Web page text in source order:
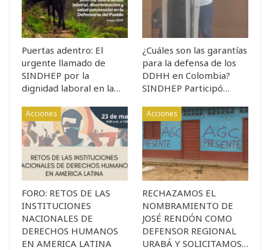
Puertas adentro: El
urgente llamado de
SINDHEP por la
dignidad laboral en la…
¿Cuáles son las garantías
para la defensa de los
DDHH en Colombia?
SINDHEP Participó…
Acciones
FORO: RETOS DE LAS
INSTITUCIONES
NACIONALES DE
DERECHOS HUMANOS
EN AMERICA LATINA
Acciones
RECHAZAMOS EL
NOMBRAMIENTO DE
JOSÉ RENDÓN COMO
DEFENSOR REGIONAL
URABÁ Y SOLICITAMOS…